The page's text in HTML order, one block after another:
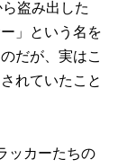
盗み出した
」という名を
だが、実はこ
れていたこと
ッカーたちの